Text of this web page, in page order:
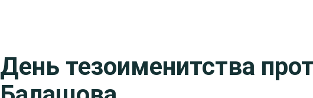
День тезоименитства